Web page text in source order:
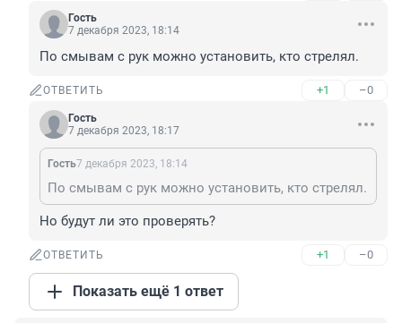
Гость
7 декабря 2023, 18:14
По смывам с рук можно установить, кто стрелял.
ОТВЕТИТЬ +1 –0
Гость
7 декабря 2023, 18:17
Гость7 декабря 2023, 18:14
По смывам с рук можно установить, кто стрелял.
Но будут ли это проверять?
ОТВЕТИТЬ +1 –0
Показать ещё 1 ответ